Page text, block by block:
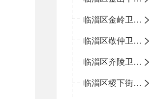
临淄区金岭卫生院
临淄区敬仲卫生院
临淄区齐陵卫生院
临淄区稷下街道淄江社区卫生服务中心